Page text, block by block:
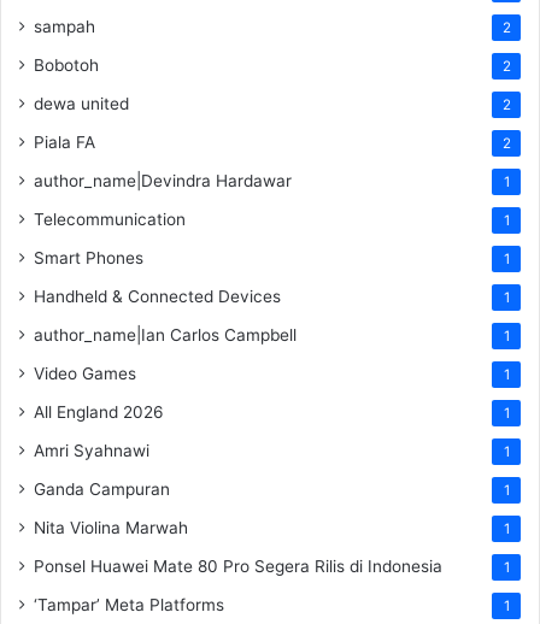
sampah 2
Bobotoh 2
dewa united 2
Piala FA 2
author_name|Devindra Hardawar 1
Telecommunication 1
Smart Phones 1
Handheld & Connected Devices 1
author_name|Ian Carlos Campbell 1
Video Games 1
All England 2026 1
Amri Syahnawi 1
Ganda Campuran 1
Nita Violina Marwah 1
Ponsel Huawei Mate 80 Pro Segera Rilis di Indonesia 1
‘Tampar’ Meta Platforms 1